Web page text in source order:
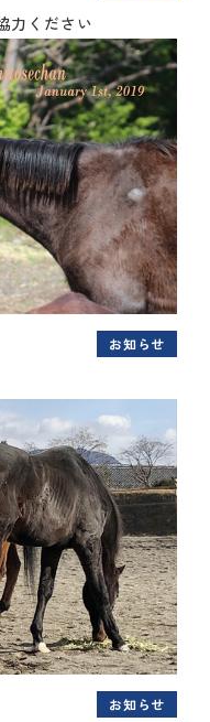
力ください
お知らせ
お知らせ